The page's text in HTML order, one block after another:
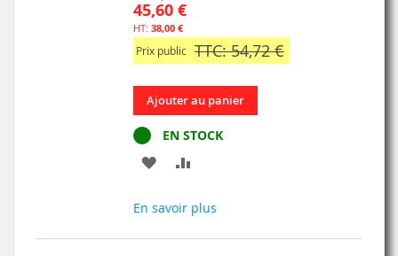
45,60 €
38,00 €
Prix public TTC: 54,72 €
Ajouter au panier
EN STOCK
AJOUTER
En savoir plus